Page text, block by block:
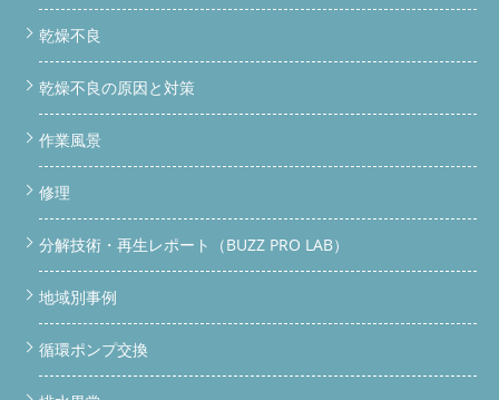
乾燥不良
乾燥不良の原因と対策
作業風景
修理
分解技術・再生レポート（BUZZ PRO LAB）
地域別事例
循環ポンプ交換